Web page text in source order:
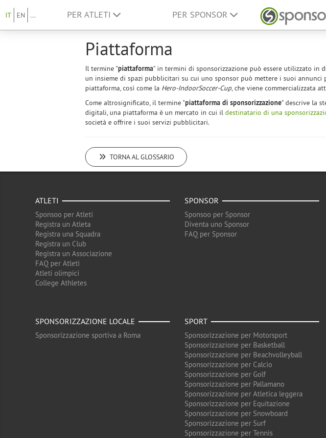
IT EN ... PER ATLETI PER SPONSOR
Piattaforma
Il termine "piattaforma" in termini di sponsorizzazione può essere utilizzato in
un insieme di spazi pubblicitari su cui uno sponsor può mettere i suoi annunci
piattaforma, così come la Hero-IndoorSoccer-Cup, che viene commercializzata
Come altrosignificato, il termine "piattaforma di sponsorizzazione" descrive la
digitali, una piattaforma è un mercato in cui il destinatario di una
società e offrire i suoi servizi pubblicitari.
TORNA AL GLOSSARIO
ATLETI
Sponsoo per Atleti
Registra un Atleta
Registra una Squadra
Registra un Club
Registra un Associazione
FAQ per Atleti
Atleti olimpici
College Athletes
SPONSOR
Sponsoo per Sponsor
Diventa uno Sponsor
FAQ per Sponsor
SPONSORIZZAZIONE LOCALE
Sponsorizzazione sportiva a Roma
SPORT
Sponsorizzazione per Motorsport
Sponsorizzazione per Basketball
Sponsorizzazione per Beachvolleyball
Sponsorizzazione per Calcio
Sponsorizzazione per Golf
Sponsorizzazione per Pallamano
Sponsorizzazione per Atletica leggera
Sponsorizzazione per Equitazione
Sponsorizzazione per Snowboard
Sponsorizzazione per Surf
Sponsorizzazione per Tennis